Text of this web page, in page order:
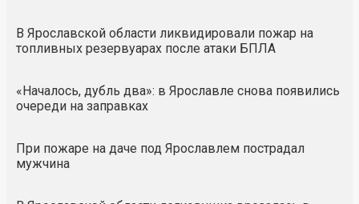
В Ярославской области ликвидировали пожар на
топливных резервуарах после атаки БПЛА
«Началось, дубль два»: в Ярославле снова появились
очереди на заправках
При пожаре на даче под Ярославлем пострадал
мужчина